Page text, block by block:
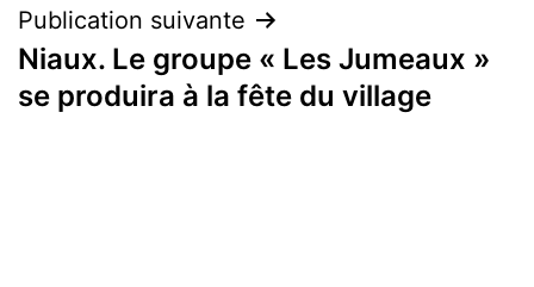
Publication suivante
Niaux. Le groupe « Les Jumeaux »
se produira à la fête du village